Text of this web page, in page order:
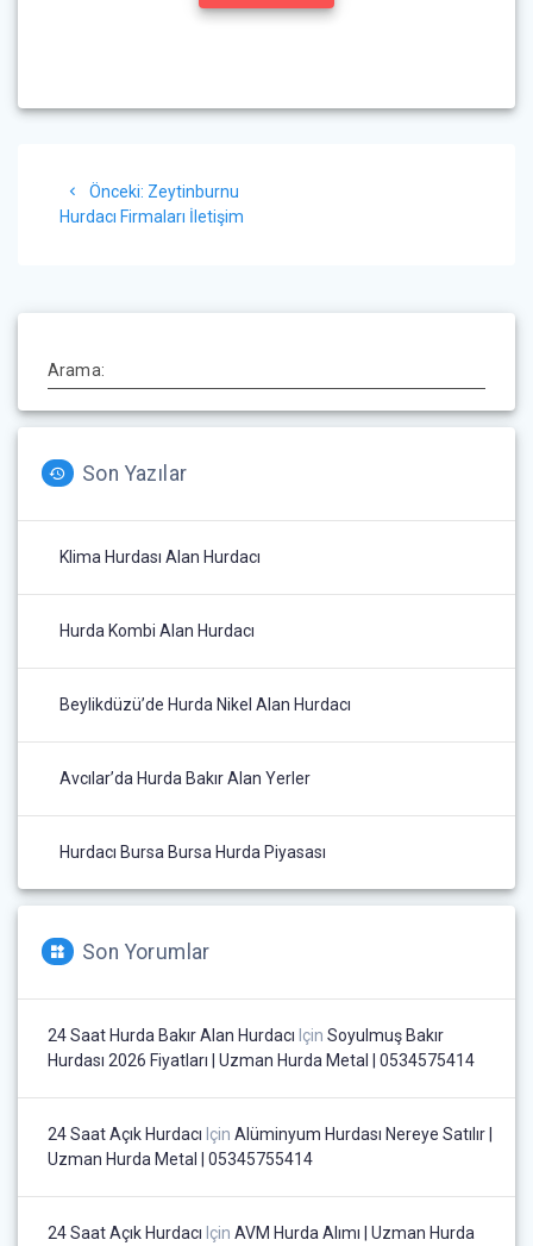
Yazı
gezinmesi
Önceki: Önceki
yazı:
Zeytinburnu
Hurdacı Firmaları İletişim
Arama:
Son Yazılar
Klima Hurdası Alan Hurdacı
Hurda Kombi Alan Hurdacı
Beylikdüzü’de Hurda Nikel Alan Hurdacı
Avcılar’da Hurda Bakır Alan Yerler
Hurdacı Bursa Bursa Hurda Piyasası
Son Yorumlar
24 Saat Hurda Bakır Alan Hurdacı Için Soyulmuş Bakır
Hurdası 2026 Fiyatları | Uzman Hurda Metal | 0534575414
24 Saat Açık Hurdacı Için Alüminyum Hurdası Nereye Satılır |
Uzman Hurda Metal | 05345755414
24 Saat Açık Hurdacı Için AVM Hurda Alımı | Uzman Hurda